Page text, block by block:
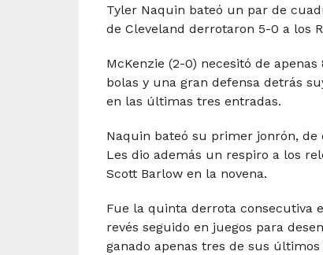
Tyler Naquin bateó un par de
de Cleveland derrotaron 5-0 a los
McKenzie (2-0) necesitó de
bolas y una gran defensa detrás
en las últimas tres entradas.
Naquin bateó su primer jonrón, de
Les dio además un respiro a los
Scott Barlow en la novena.
Fue la quinta derrota consecutiva
revés seguido en juegos para
ganado apenas tres de sus